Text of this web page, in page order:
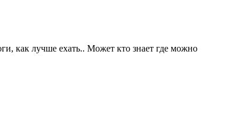
как лучше ехать.. Может кто знает где можно